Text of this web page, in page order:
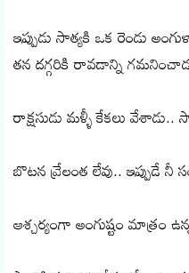
ఇప్పుడు సాత్యకి ఒక రెండు
తన దగ్గరికి రావడాన్ని
రాక్షసుడు మళ్ళీ కేకలు
బొటన వ్రేలంత లేవు.. ఇప్పుడే
ఆశ్చర్యంగా అంగుష్టం మాత్రం